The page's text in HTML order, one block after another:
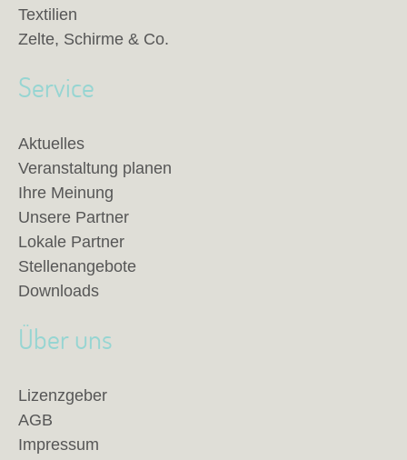
Textilien
Zelte, Schirme & Co.
Service
Aktuelles
Veranstaltung planen
Ihre Meinung
Unsere Partner
Lokale Partner
Stellenangebote
Downloads
Über uns
Lizenzgeber
AGB
Impressum